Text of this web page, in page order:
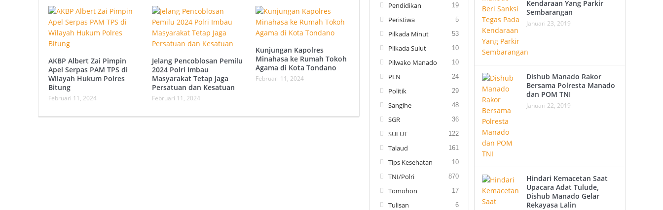
AKBP Albert Zai Pimpin
Apel Serpas PAM TPS di
Wilayah Hukum Polres
Bitung
Februari 11, 2024
Jelang Pencoblosan Pemilu
2024 Polri Imbau
Masyarakat Tetap Jaga
Persatuan dan Kesatuan
Februari 11, 2024
Kunjungan Kapolres
Minahasa ke Rumah Tokoh
Agama di Kota Tondano
Februari 11, 2024
Pendidikan 19
Peristiwa 5
Pilkada Minut 53
Pilkada Sulut 10
Pilwako Manado 10
PLN 24
Politik 29
Sangihe 48
SGR 36
SULUT 122
Talaud 161
Tips Kesehatan 10
TNI/Polri 870
Tomohon 17
Tulisan 6
Kendaraan Yang Parkir
Sembarangan
Januari 23, 2019
Dishub Manado Rakor
Bersama Polresta Manado
dan POM TNI
Januari 22, 2019
Hindari Kemacetan Saat
Upacara Adat Tulude,
Dishub Manado Gelar
Rekayasa Lalin